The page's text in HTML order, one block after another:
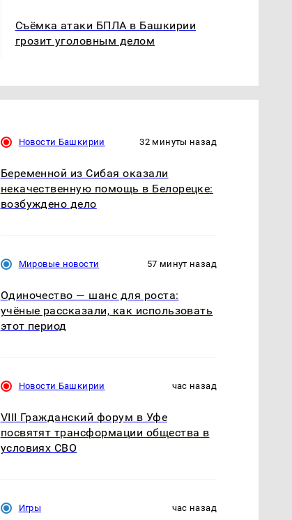
Съёмка атаки БПЛА в Башкирии
грозит уголовным делом
Новости Башкирии 32 минуты назад
Беременной из Сибая оказали
некачественную помощь в Белорецке:
возбуждено дело
Мировые новости 57 минут назад
Одиночество — шанс для роста:
учёные рассказали, как использовать
этот период
Новости Башкирии час назад
VIII Гражданский форум в Уфе
посвятят трансформации общества в
условиях СВО
Игры час назад